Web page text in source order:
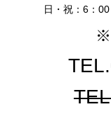
日・祝：6：
※